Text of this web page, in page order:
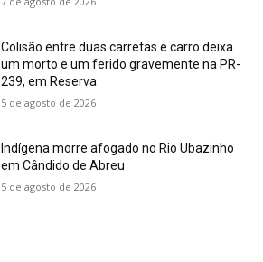
Colisão entre duas carretas e carro deixa
um morto e um ferido gravemente na PR-
239, em Reserva
5 de agosto de 2026
Indígena morre afogado no Rio Ubazinho
em Cândido de Abreu
5 de agosto de 2026